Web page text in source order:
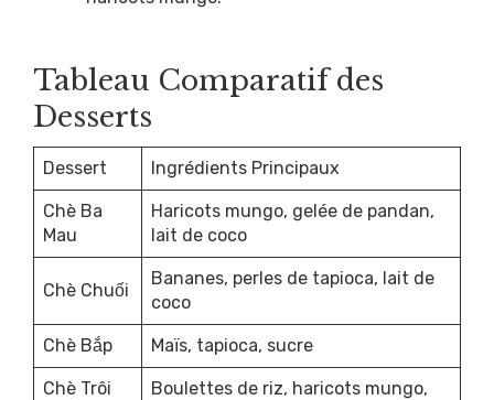
Tableau Comparatif des
Desserts
Dessert Ingrédients Principaux
Chè Ba
Mau
Haricots mungo, gelée de pandan,
lait de coco
Chè Chuối
Bananes, perles de tapioca, lait de
coco
Chè Bắp Maïs, tapioca, sucre
Chè Trôi
Boulettes de riz, haricots mungo,